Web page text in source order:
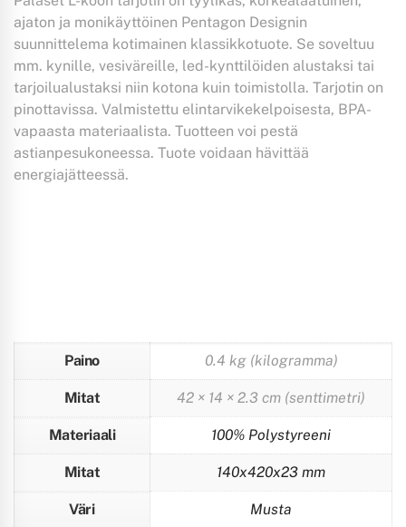
ajaton ja monikäyttöinen Pentagon Designin
suunnittelema kotimainen klassikkotuote. Se soveltuu
mm. kynille, vesiväreille, led-kynttilöiden alustaksi tai
tarjoilualustaksi niin kotona kuin toimistolla. Tarjotin on
pinottavissa. Valmistettu elintarvikekelpoisesta, BPA-
vapaasta materiaalista. Tuotteen voi pestä
astianpesukoneessa. Tuote voidaan hävittää
energiajätteessä.
Paino 0.4 kg (kilogramma)
Mitat 42 × 14 × 2.3 cm (senttimetri)
Materiaali 100% Polystyreeni
Mitat 140x420x23 mm
Väri Musta